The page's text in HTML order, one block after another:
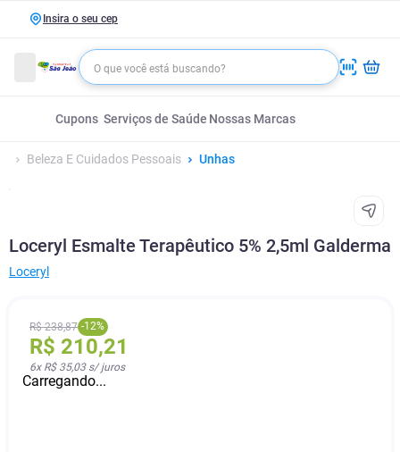
Insira o seu cep
Cupons Serviços de Saúde Nossas Marcas
Beleza E Cuidados Pessoais Unhas
Loceryl Esmalte Terapêutico 5% 2,5ml Galderma
Loceryl
R$ 238,87 -12%
R$ 210,21
6x R$ 35,03s/ juros
Carregando...